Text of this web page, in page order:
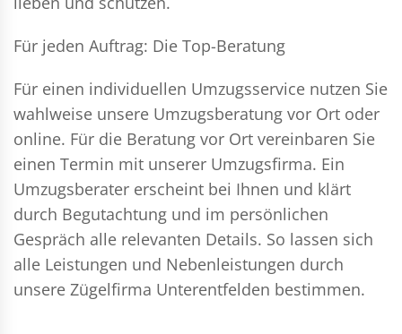
Für jeden Auftrag: Die Top-Beratung
Für einen individuellen Umzugsservice nutzen Sie
wahlweise unsere Umzugsberatung vor Ort oder
online. Für die Beratung vor Ort vereinbaren Sie
einen Termin mit unserer Umzugsfirma. Ein
Umzugsberater erscheint bei Ihnen und klärt
durch Begutachtung und im persönlichen
Gespräch alle relevanten Details. So lassen sich
alle Leistungen und Nebenleistungen durch
unsere Zügelfirma Unterentfelden bestimmen.